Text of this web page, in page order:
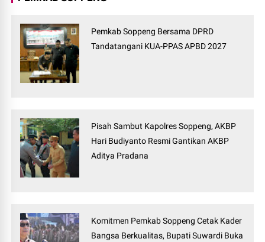
Pemkab Soppeng Bersama DPRD
Tandatangani KUA-PPAS APBD 2027
Pisah Sambut Kapolres Soppeng, AKBP
Hari Budiyanto Resmi Gantikan AKBP
Aditya Pradana
Komitmen Pemkab Soppeng Cetak Kader
Bangsa Berkualitas, Bupati Suwardi Buka